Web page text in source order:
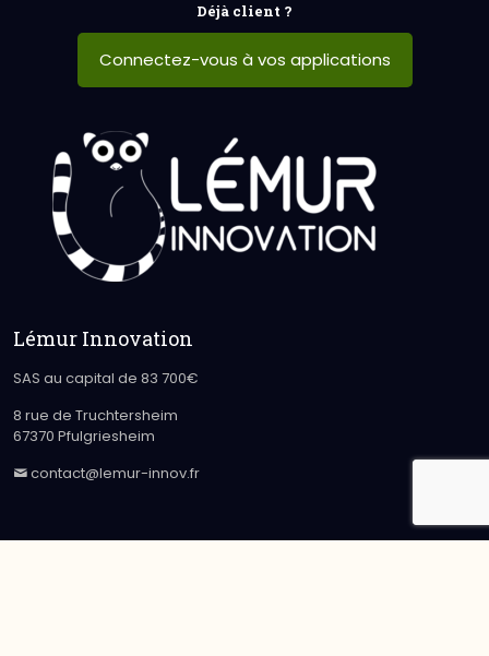
Déjà client ?
Connectez-vous à vos applications
Lémur Innovation
SAS au capital de 83 700€
8 rue de Truchtersheim
67370 Pfulgriesheim
contact@lemur-innov.fr